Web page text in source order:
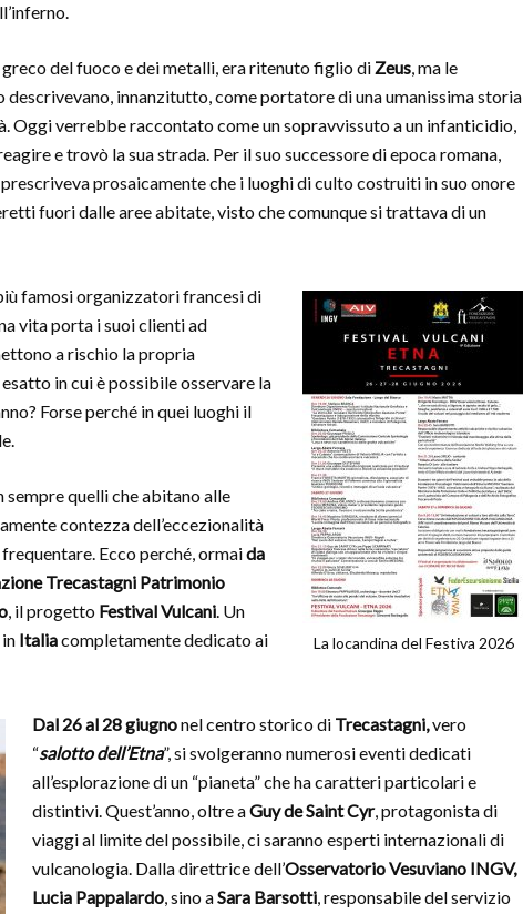
greco del fuoco e dei metalli, era ritenuto figlio diZeus, ma le
descrivevano, innanzitutto, come portatore di una umanissima storia
Oggi verrebbe raccontato come un sopravvissuto a un infanticidio,
e trovò la sua strada. Per il suo successore di epoca romana,
prescriveva prosaicamente che i luoghi di culto costruiti in suo onore
fuori dalle aree abitate, visto che comunque si trattava di un
La locandina del Festiva 2026
famosi organizzatori francesi di
vita porta i suoi clienti ad
a rischio la propria
in cui è possibile osservare la
Forse perché in quei luoghi il
sempre quelli che abitano alle
contezza dell’eccezionalità
Ecco perché, ormaida
Trecastagni Patrimonio
, il progetto Festival Vulcani. Un
Italiacompletamente dedicato ai
Dal 26 al 28 giugnonel centro storico di Trecastagni,vero
“salotto dell’Etna”, si svolgeranno numerosi eventi dedicati
all’esplorazione di un “pianeta” che ha caratteri particolari e
distintivi. Quest’anno, oltre aGuy de Saint Cyr, protagonista di
viaggi al limite del possibile, ci saranno esperti internazionali di
vulcanologia. Dalla direttrice dell’Osservatorio Vesuviano INGV,
Lucia Pappalardo, sino aSara Barsotti, responsabile del servizio